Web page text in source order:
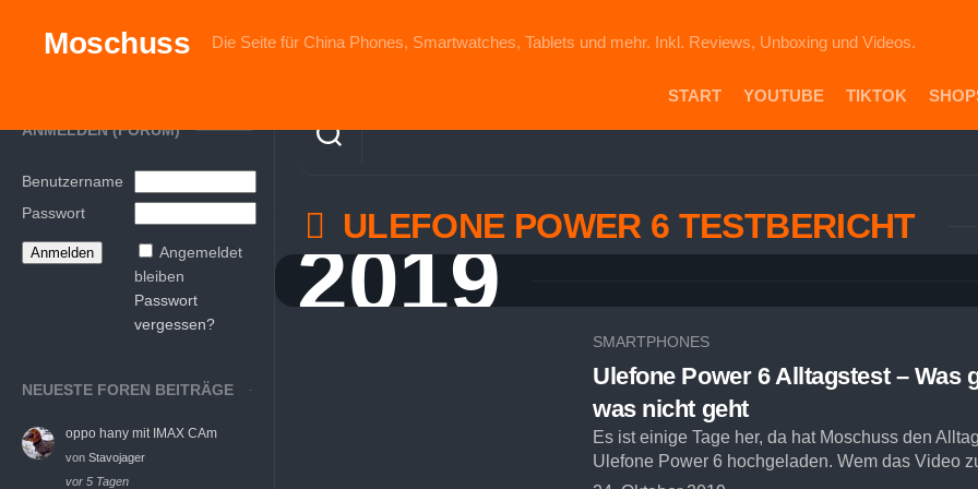
contentMoschuss Die Seite für China Phones, Smartwatches, Tablets und mehr. Inkl. Reviews, Unboxing und Videos.
START YOUTUBE TIKTOK
ANMELDEN (FORUM)
Benutzername
Passwort
Angemeldet
bleiben
Passwort
vergessen?
NEUESTE FOREN BEITRÄGE
oppo hany mit IMAX CAm
von Stavojager
vor 5 Tagen
ULEFONE POWER 6 TESTBERICHT
2019
SMARTPHONES
Ulefone Power 6 Alltagstest – Was
was nicht geht
Es ist einige Tage her, da hat Moschuss den
Ulefone Power 6 hochgeladen. Wem das Video